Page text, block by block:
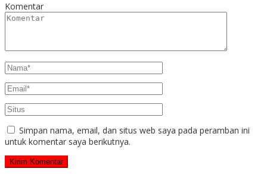
Komentar
Simpan nama, email, dan situs web saya pada peramban ini
untuk komentar saya berikutnya.